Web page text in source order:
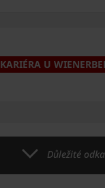
KARIÉRA U
Důležité